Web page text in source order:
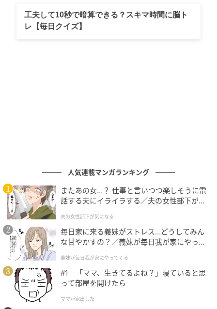
■格闘技世界デビューに向け親子スタート しかし多額
の借金が…
料が安い」という理由で、内緒で断ってしまってい
た。
工夫して10秒で暗算できる？スキマ時間に脳ト
レ【毎日クイズ】
人気連載マンガランキング
またあの女…？ 仕事と言いつつ楽しそうに電
話する夫にイライラする／夫の女性部下が気
夫の女性部下が気になる
毎日家に来る義妹がストレス…どうしてみん
な甘やかすの？／義妹が毎日我が家にやって
が】
義妹が毎日我が家にやってくる
#1 「ママ、生きてるよね？」寝ていると思
って部屋を開けたら
ママが家出した